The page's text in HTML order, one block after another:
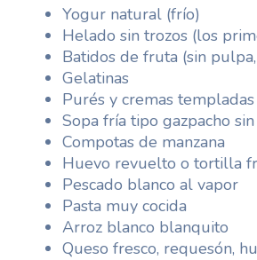
Yogur natural (frío)
Helado sin trozos (los
Batidos de fruta (sin
Gelatinas
Purés y cremas templadas
Sopa fría tipo gazpacho
Compotas de manzana
Huevo revuelto o tortilla
Pescado blanco al vapor
Pasta muy cocida
Arroz blanco blanquito
Queso fresco, requesón,